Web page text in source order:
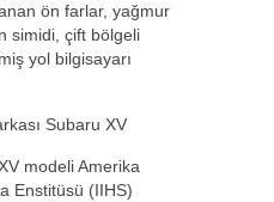
ön farlar, yağmur
simidi, çift bölgeli
yol bilgisayarı
Subaru XV
modeli Amerika
Enstitüsü (IIHS)